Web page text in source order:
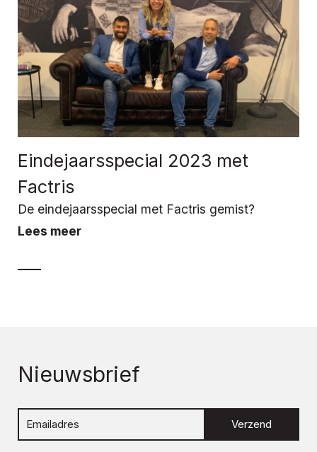
Eindejaarsspecial 2023 met
Factris
De eindejaarsspecial met Factris gemist?
Lees meer
Nieuwsbrief
Verzend